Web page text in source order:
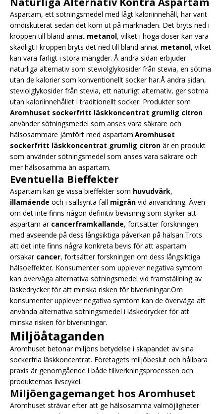
Aspartam, ett sötningsmedel med lågt kaloriinnehåll, har varit
omdiskuterat sedan det kom ut på marknaden. Det bryts ned i
kroppen till bland annat metanol, vilket i höga doser kan vara
skadligt.I kroppen bryts det ned till bland annat metanol, vilket
kan vara farligt i stora mängder. Å andra sidan erbjuder
naturliga alternativ som steviolglykosider från stevia, en sötma
utan de kalorier som konventionellt socker har.Å andra sidan,
steviolglykosider från stevia, ett naturligt alternativ, ger sötma
utan kaloriinnehållet i traditionellt socker. Produkter som
Aromhuset sockerfritt läskkoncentrat grumlig citron
använder sötningsmedel som anses vara säkrare och
hälsosammare jämfört med aspartam.Aromhuset
sockerfritt läskkoncentrat grumlig citron är en produkt
som använder sötningsmedel som anses vara säkrare och
mer hälsosamma än aspartam.
Eventuella Bieffekter
Aspartam kan ge vissa bieffekter som huvudvärk,
illamående och i sällsynta fall migrän vid användning. Även
om det inte finns någon definitiv bevisning som styrker att
aspartam är cancerframkallande, fortsätter forskningen
med avseende på dess långsiktiga påverkan på hälsan.Trots
att det inte finns några konkreta bevis för att aspartam
orsakar cancer, fortsätter forskningen om dess långsiktiga
hälsoeffekter. Konsumenter som upplever negativa symtom
kan överväga alternativa sötningsmedel vid framställning av
läskedrycker för att minska risken för biverkningar.Om
konsumenter upplever negativa symtom kan de överväga att
använda alternativa sötningsmedel i läskedrycker för att
minska risken för biverkningar.
Miljöåtaganden
Aromhuset betonar miljöns betydelse i skapandet av sina
sockerfria läskkoncentrat. Företagets miljöbeslut och hållbara
praxis är genomgående i både tillverkningsprocessen och
produkternas livscykel.
Miljöengagemanget hos Aromhuset
Aromhuset strävar efter att ge hälsosamma valmöjligheter